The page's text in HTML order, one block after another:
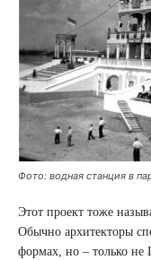
Фото: водная станция в
Этот проект тоже
Обычно архитекторы
формах, но – только не